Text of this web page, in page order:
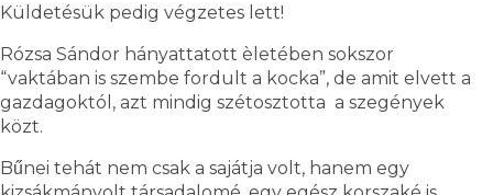
Küldetésük pedig végzetes lett!
Rózsa Sándor hányattatott èletében sokszor
“vaktában is szembe fordult a kocka”, de amit elvett a
gazdagoktól, azt mindig szétosztotta a szegények
közt.
Bűnei tehát nem csak a sajátja volt, hanem egy